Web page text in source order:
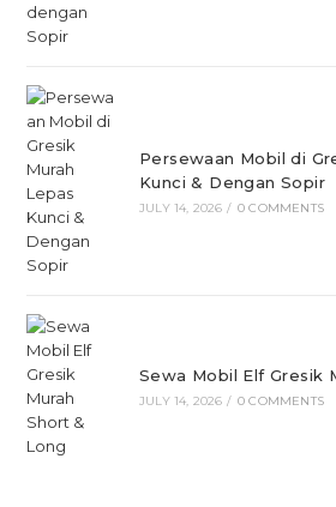
Persewaan Mobil di
Kunci & Dengan Sopir
JULY 14, 2026 / 0 COMMENTS
Sewa Mobil Elf Gresik
JULY 14, 2026 / 0 COMMENTS